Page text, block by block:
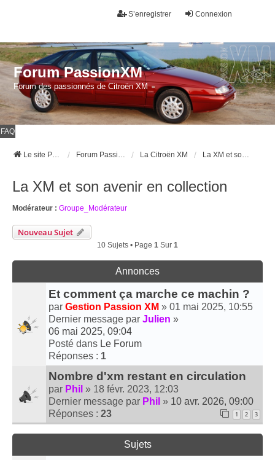
Connexion
S’enregistrer
Forum PassionXM
Forum des passionnés de Citroën XM
FAQ
Le site Passion XM Forum Passion XM La Citroën XM La XM et son avenir en collection
La XM et son avenir en collection
Modérateur : Groupe_Modérateur
Nouveau Sujet
10 Sujets • Page 1 Sur 1
Annonces
Et comment ça marche ce machin ?
par Gestion Passion XM » 01 mai 2025, 10:55
Dernier message par Julien »
06 mai 2025, 09:04
Posté dans Le Forum
Réponses : 1
Nombre d'xm restant en circulation
par Phil » 18 févr. 2023, 12:03
Dernier message par Phil » 10 avr. 2026, 09:00
Réponses : 23 1 2 3
Sujets